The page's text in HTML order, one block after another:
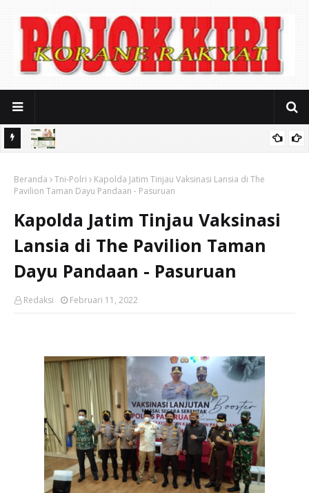
Jamaah Umrah, Haji, dan Pelaku Perjalanan Luar Negeri
Beranda Tni-Polri
Kapolda Jatim Tinjau Vaksinasi Lansia di The
Pavilion Taman Dayu Pandaan - Pasuruan
Kapolda Jatim Tinjau Vaksinasi
Lansia di The Pavilion Taman
Dayu Pandaan - Pasuruan
Redaksi Februari 11, 2022